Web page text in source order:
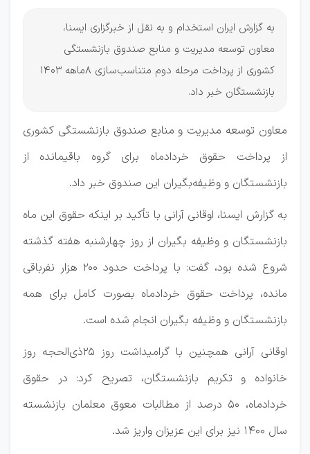
به گزارش ایران استخدام و به نقل از خبرگزاری ایسنا،
معاون توسعه مدیریت و منابع صندوق بازنشستگی
کشوری از پرداخت مرحله دوم متناسب‌سازی ۸ماهه ۱۴۰۳
بازنشستگان خبر داد.
معاون توسعه مدیریت و منابع صندوق بازنشستگی کشوری
از پرداخت حقوق خردادماه برای گروه باقیمانده از
بازنشستگان و وظیفه‌بگیران این صندوق خبر داد.
به گزارش ایسنا، اوقانی آرانی با تأکید بر اینکه حقوق این ماه
بازنشستگان و وظیفه بگیران از روز چهارشنبه هفته گذشته
شروع شده بود، گفت: با پرداخت حدود ۲۰۰ هزار نفرباقی
مانده، پرداخت حقوق خردادماه بصورت کامل برای همه
بازنشستگان و وظیفه بگیران انجام شده است.
اوقانی آرانی همچنین با گرامیداشت روز ۲۵ذی‌الحجه روز
خانواده و تکریم بازنشستگان، تصریح کرد: در حقوق
خردادماه، ۵۰ درصد از مطالبات معوق معلمان بازنشسته
سال ۱۴۰۰ نیز برای این عزیزان واریز شد.